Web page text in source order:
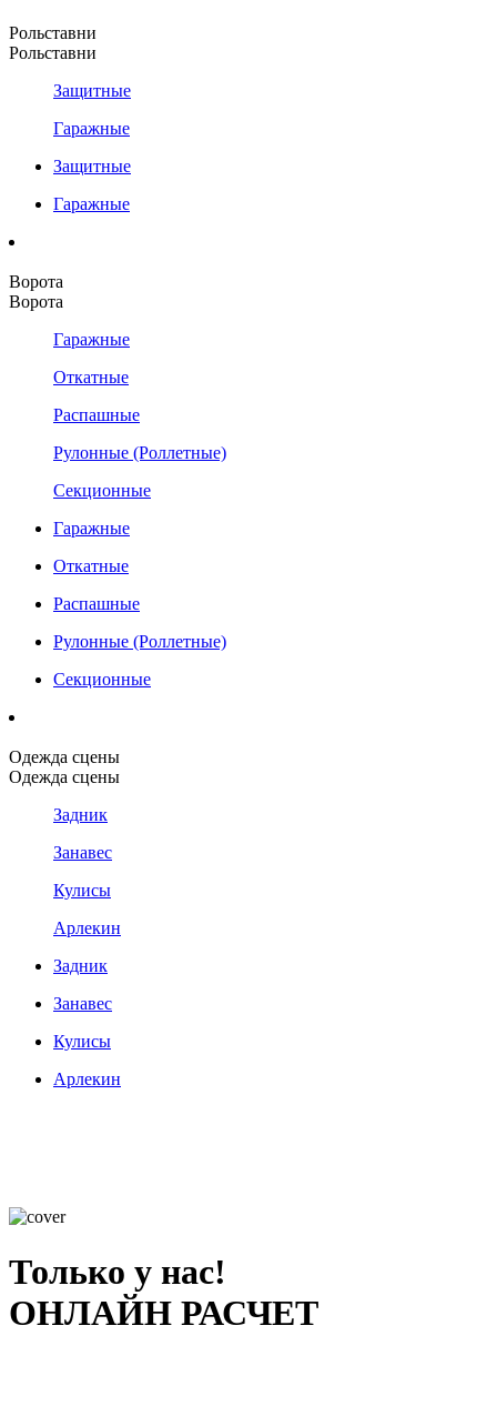
Рольставни
Рольставни
Защитные
Гаражные
Защитные
Гаражные
Ворота
Ворота
Гаражные
Откатные
Распашные
Рулонные (Роллетные)
Секционные
Гаражные
Откатные
Распашные
Рулонные (Роллетные)
Секционные
Одежда сцены
Одежда сцены
Задник
Занавес
Кулисы
Арлекин
Задник
Занавес
Кулисы
Арлекин
Только у нас!
ОНЛАЙН РАСЧЕТ